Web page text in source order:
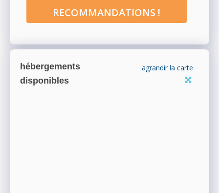
RECOMMANDATIONS !
hébergements
disponibles
agrandir la carte